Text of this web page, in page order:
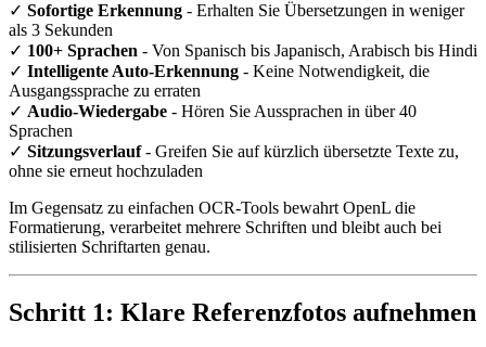
✓ Sofortige Erkennung - Erhalten Sie Übersetzungen in weniger
als 3 Sekunden
✓ 100+ Sprachen - Von Spanisch bis Japanisch, Arabisch bis Hindi
✓ Intelligente Auto-Erkennung - Keine Notwendigkeit, die
Ausgangssprache zu erraten
✓ Audio-Wiedergabe - Hören Sie Aussprachen in über 40
Sprachen
✓ Sitzungsverlauf- Greifen Sie auf kürzlich übersetzte Texte zu,
ohne sie erneut hochzuladen
Im Gegensatz zu einfachen OCR-Tools bewahrt OpenL die
Formatierung, verarbeitet mehrere Schriften und bleibt auch bei
stilisierten Schriftarten genau.
Schritt 1: Klare Referenzfotos aufnehmen